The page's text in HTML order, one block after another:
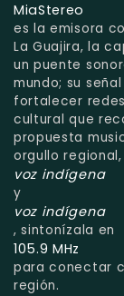
MiaStereo
es la emisora
La Guajira, la
un puente
mundo; su
fortalecer
cultural que
propuesta
orgullo regional,
voz indígena
y
voz indígena
, sintonízala en
105.9 MHz
para conectar
región.